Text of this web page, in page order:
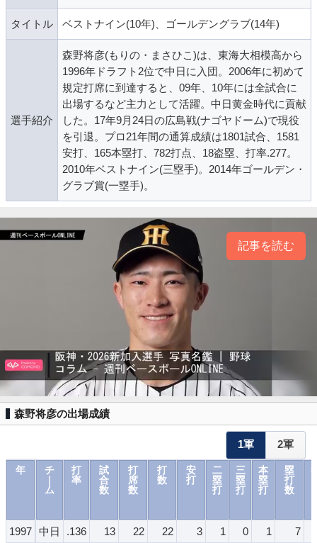
タイトル ベストナイン(10年)、ゴールデングラブ(14年)
選手紹介
森野将彦(もりの・まさひこ)は、東海大相模高から
1996年ドラフト2位で中日に入団。2006年に初めて
規定打席に到達すると、09年、10年には全試合に
出場するなど主力として活躍。中日黄金時代に貢献
した。17年9月24日の広島戦(ナゴヤドーム)で現役
を引退。プロ21年間の通算成績は1801試合、1581
安打、165本塁打、782打点、18盗塁、打率.277。
2010年ベストナイン(三塁手)。2014年ゴールデン・
グラブ賞(一塁手)。
記事を読む
森野将彦の出場成績
1軍 2軍
年
1997
チ
ム
打
率
試
合
数
打
席
数
打
数
安
打
二
塁
打
三
塁
打
本
塁
打
塁
打
数
中日 .136 13 22 22 3 1 0 1
7